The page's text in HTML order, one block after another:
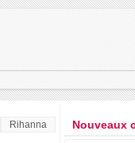
Rihanna Nouveaux